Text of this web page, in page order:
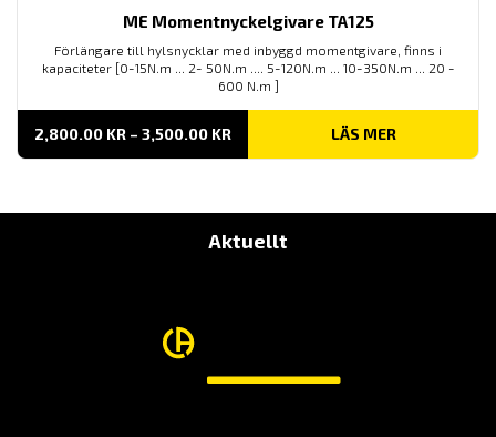
ME Momentnyckelgivare TA125
Förlängare till hylsnycklar med inbyggd momentgivare, finns i
kapaciteter [0-15N.m ... 2- 50N.m .... 5-120N.m ... 10-350N.m ... 20 -
600 N.m ]
2,800.00 KR – 3,500.00 KRPRISINTERVALL:
TILL
LÄS MER
Aktuellt